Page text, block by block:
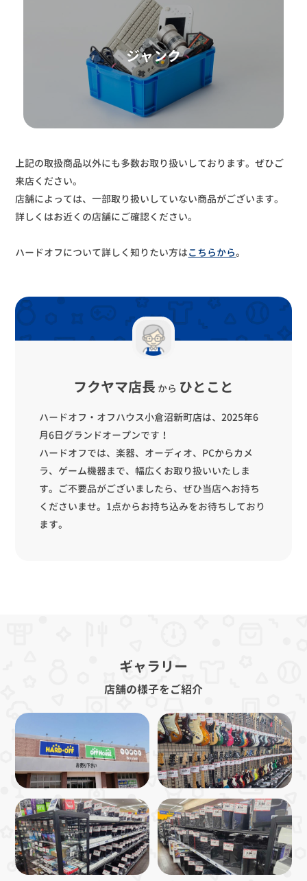
ジャンク
上記の取扱商品以外にも多数お取り扱いしております。ぜひご
来店ください。
店舗によっては、一部取り扱いしていない商品がございます。
詳しくはお近くの店舗にご確認ください。
ハードオフについて詳しく知りたい方はこちらから。
フクヤマ店長 から ひとこと
ハードオフ・オフハウス小倉沼新町店は、2025年6
月6日グランドオープンです！
ハードオフでは、楽器、オーディオ、PCからカメ
ラ、ゲーム機器まで、幅広くお取り扱いいたしま
す。ご不要品がございましたら、ぜひ当店へお持ち
くださいませ。1点からお持ち込みをお待ちしており
ます。
ギャラリー
店舗の様子をご紹介